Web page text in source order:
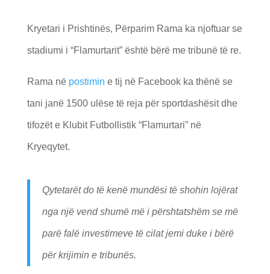
Kryetari i Prishtinës, Përparim Rama ka njoftuar se
stadiumi i “Flamurtarit” është bërë me tribunë të re.
Rama në postimin e tij në Facebook ka thënë se
tani janë 1500 ulëse të reja për sportdashësit dhe
tifozët e Klubit Futbollistik “Flamurtari” në
Kryeqytet.
Qytetarët do të kenë mundësi të shohin lojërat
nga një vend shumë më i përshtatshëm se më
parë falë investimeve të cilat jemi duke i bërë
për krijimin e tribunës.